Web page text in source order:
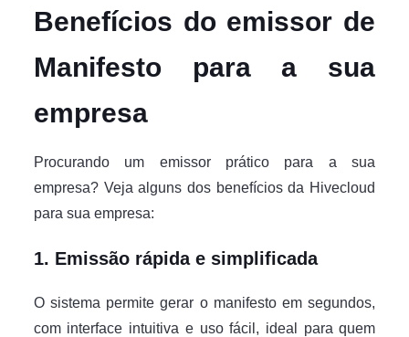
Benefícios do emissor de
Manifesto para a sua
empresa
Procurando um emissor prático para a sua
empresa? Veja alguns dos benefícios da Hivecloud
para sua empresa:
1. Emissão rápida e simplificada
O sistema permite gerar o manifesto em segundos,
com interface intuitiva e uso fácil, ideal para quem